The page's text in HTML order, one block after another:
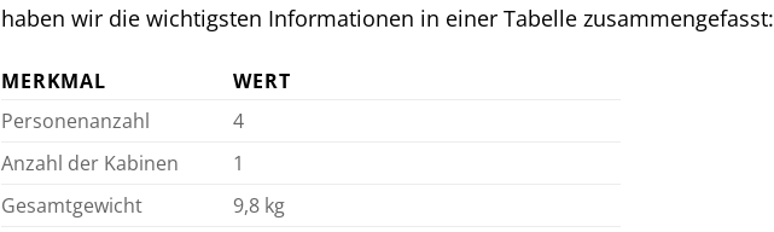
haben wir die wichtigsten Informationen in einer Tabelle zusammengefasst:
MERKMAL
WERT
Personenanzahl
4
Anzahl der Kabinen
1
Gesamtgewicht
9,8 kg